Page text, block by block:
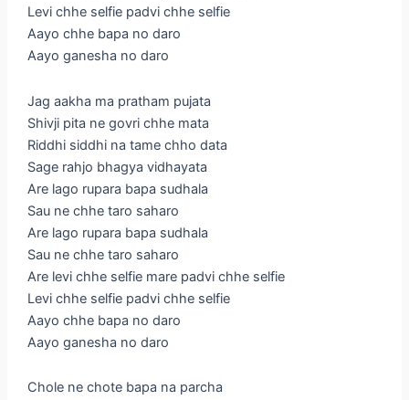
Levi chhe selfie padvi chhe selfie
Aayo chhe bapa no daro
Aayo ganesha no daro
Jag aakha ma pratham pujata
Shivji pita ne govri chhe mata
Riddhi siddhi na tame chho data
Sage rahjo bhagya vidhayata
Are lago rupara bapa sudhala
Sau ne chhe taro saharo
Are lago rupara bapa sudhala
Sau ne chhe taro saharo
Are levi chhe selfie mare padvi chhe selfie
Levi chhe selfie padvi chhe selfie
Aayo chhe bapa no daro
Aayo ganesha no daro
Chole ne chote bapa na parcha